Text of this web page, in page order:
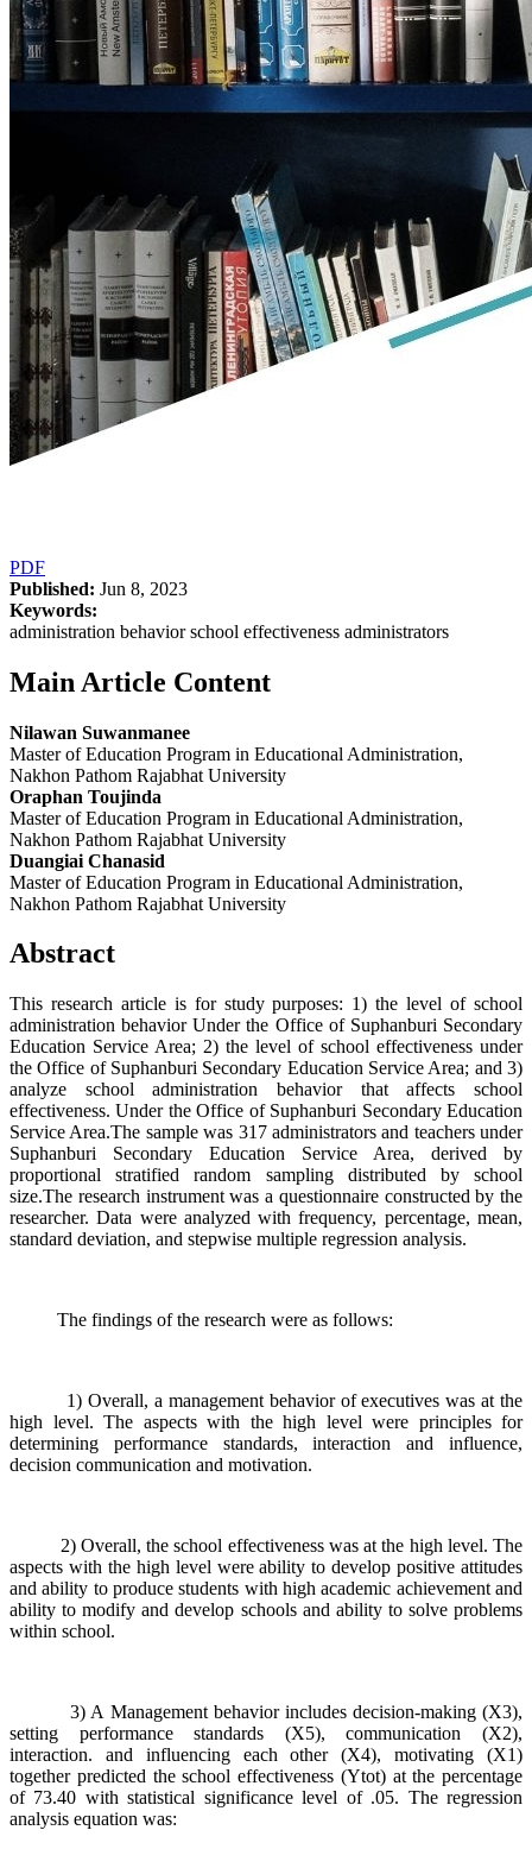
PDF
Published: Jun 8, 2023
Keywords:
administration behavior school effectiveness administrators
Main Article Content
Nilawan Suwanmanee
Master of Education Program in Educational Administration,
Nakhon Pathom Rajabhat University
Oraphan Toujinda
Master of Education Program in Educational Administration,
Nakhon Pathom Rajabhat University
Duangiai Chanasid
Master of Education Program in Educational Administration,
Nakhon Pathom Rajabhat University
Abstract
This research article is for study purposes: 1) the level of school
administration behavior Under the Office of Suphanburi Secondary
Education Service Area; 2) the level of school effectiveness under
the Office of Suphanburi Secondary Education Service Area; and 3)
analyze school administration behavior that affects school
effectiveness. Under the Office of Suphanburi Secondary Education
Service Area.The sample was 317 administrators and teachers under
Suphanburi Secondary Education Service Area, derived by
proportional stratified random sampling distributed by school
size.The research instrument was a questionnaire constructed by the
researcher. Data were analyzed with frequency, percentage, mean,
standard deviation, and stepwise multiple regression analysis.
The findings of the research were as follows:
1) Overall, a management behavior of executives was at the
high level. The aspects with the high level were principles for
determining performance standards, interaction and influence,
decision communication and motivation.
2) Overall, the school effectiveness was at the high level. The
aspects with the high level were ability to develop positive attitudes
and ability to produce students with high academic achievement and
ability to modify and develop schools and ability to solve problems
within school.
3) A Management behavior includes decision-making (X3),
setting performance standards (X5), communication (X2),
interaction. and influencing each other (X4), motivating (X1)
together predicted the school effectiveness (Ytot) at the percentage
of 73.40 with statistical significance level of .05. The regression
analysis equation was: